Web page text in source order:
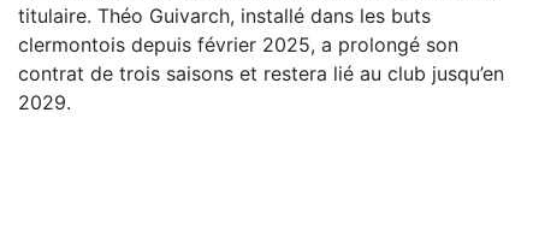
titulaire. Théo Guivarch, installé dans les buts
clermontois depuis février 2025, a prolongé son
contrat de trois saisons et restera lié au club jusqu’en
2029.